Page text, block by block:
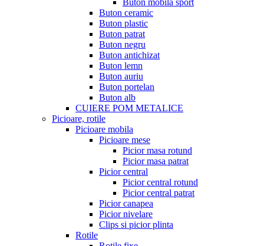
Buton mobila sport
Buton ceramic
Buton plastic
Buton patrat
Buton negru
Buton antichizat
Buton lemn
Buton auriu
Buton portelan
Buton alb
CUIERE POM METALICE
Picioare, rotile
Picioare mobila
Picioare mese
Picior masa rotund
Picior masa patrat
Picior central
Picior central rotund
Picior central patrat
Picior canapea
Picior nivelare
Clips si picior plinta
Rotile